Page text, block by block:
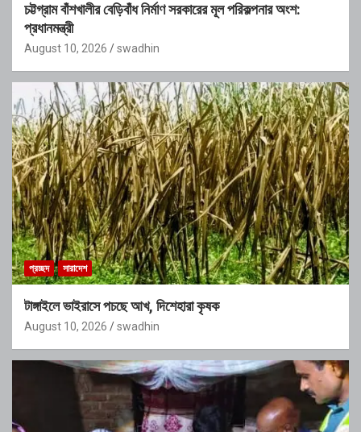
চট্টগ্রাম বাঁশখালীর বেড়িবাঁধ নির্মাণ সরকারের মূল পরিকল্পনার অংশ:
প্রধানমন্ত্রী
August 10, 2026 swadhin
প্রচ্ছদ সারাদেশ
টাঙ্গাইলে ভাইরাসে পচছে আখ, দিশেহারা কৃষক
August 10, 2026 swadhin